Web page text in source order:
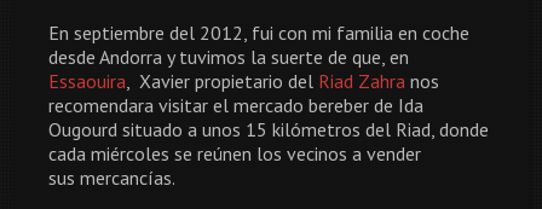
En septiembre del 2012, fui con mi familia en coche
desde Andorra y tuvimos la suerte de que, en
Essaouira , Xavier propietario del Riad Zahra nos
recomendara visitar el mercado bereber de Ida
Ougourd situado a unos 15 kilómetros del Riad, donde
cada miércoles se reúnen los vecinos a vender
sus mercancías.